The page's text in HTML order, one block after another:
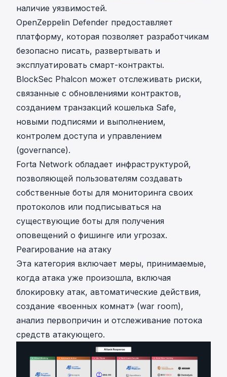
наличие уязвимостей.
OpenZeppelin Defender предоставляет
платформу, которая позволяет разработчикам
безопасно писать, развертывать и
эксплуатировать смарт-контракты.
BlockSec Phalcon может отслеживать риски,
связанные с обновлениями контрактов,
созданием транзакций кошелька Safe,
новыми подписями и выполнением,
контролем доступа и управлением
(governance).
Forta Network обладает инфраструктурой,
позволяющей пользователям создавать
собственные боты для мониторинга своих
протоколов или подписываться на
существующие боты для получения
оповещений о фишинге или угрозах.
Реагирование на атаку
Эта категория включает меры, принимаемые,
когда атака уже произошла, включая
блокировку атак, автоматические действия,
создание «военных комнат» (war room),
анализ первопричин и отслеживание потока
средств атакующего.